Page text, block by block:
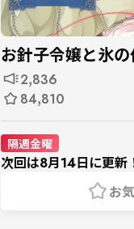
お針子令嬢と氷
2,836
84,810
隔週金曜
次回は8月14日に更新
お